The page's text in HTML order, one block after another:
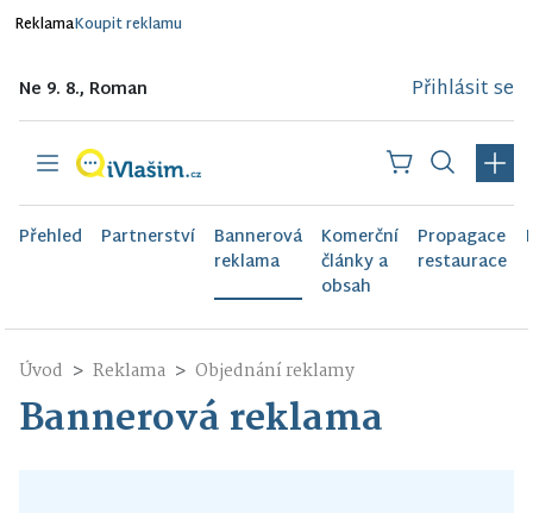
ReklamaKoupit reklamu
Ne 9. 8., Roman Přihlásit se
Přehled Partnerství
Bannerová
reklama
Komerční
články a
obsah
Propagace
restaurace
Úvod Reklama Objednání reklamy
Bannerová reklama